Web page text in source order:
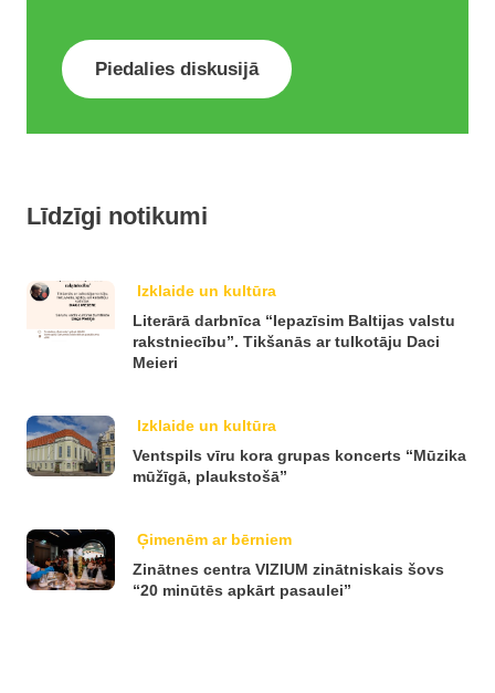
Piedalies diskusijā
Līdzīgi notikumi
Izklaide un kultūra
Literārā darbnīca “Iepazīsim Baltijas valstu
rakstniecību”. Tikšanās ar tulkotāju Daci
Meieri
Izklaide un kultūra
Ventspils vīru kora grupas koncerts “Mūzika
mūžīgā, plaukstošā”
Ģimenēm ar bērniem
Zinātnes centra VIZIUM zinātniskais šovs
“20 minūtēs apkārt pasaulei”